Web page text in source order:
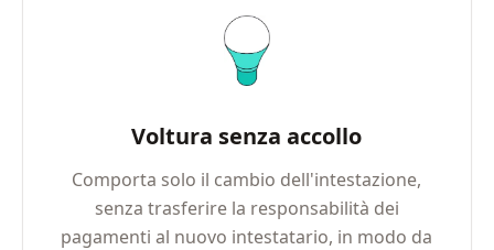
Voltura senza accollo
Comporta solo il cambio dell'intestazione,
senza trasferire la responsabilità dei
pagamenti al nuovo intestatario, in modo da